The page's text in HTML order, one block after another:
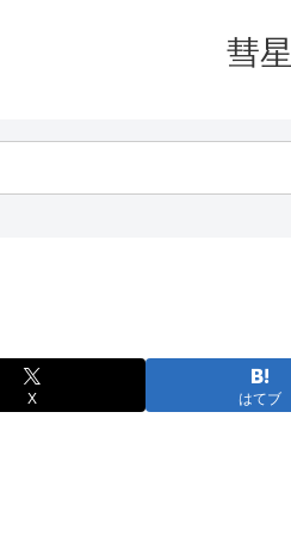
彗星
X はてブ